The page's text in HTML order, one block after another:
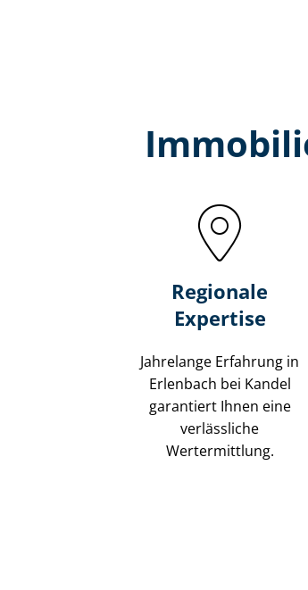
Regionale
Expertise
Jahrelange Erfahrung in
Erlenbach bei Kandel
garantiert Ihnen eine
verlässliche
Wertermittlung.